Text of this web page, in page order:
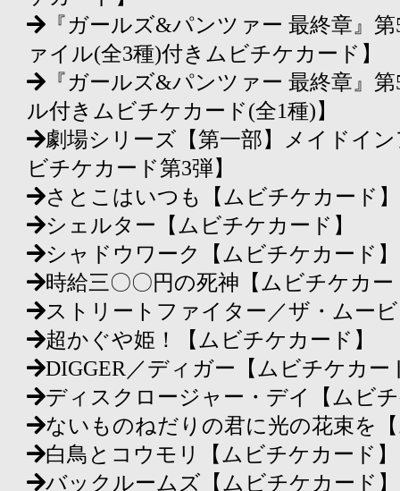
『ガールズ&パンツァー 最終章』
ァイル(全3種)付きムビチケカード】
『ガールズ&パンツァー 最終章』
ル付きムビチケカード(全1種)】
劇場シリーズ【第一部】メイドイ
ビチケカード第3弾】
さとこはいつも【ムビチケカード】
シェルター【ムビチケカード】
シャドウワーク【ムビチケカード】
時給三〇〇円の死神【ムビチケカー
ストリートファイター／ザ・ムー
超かぐや姫！【ムビチケカード】
DIGGER／ディガー【ムビチケカー
ディスクロージャー・デイ【ムビ
ないものねだりの君に光の花束を
白鳥とコウモリ【ムビチケカード】
バックルームズ【ムビチケカード】